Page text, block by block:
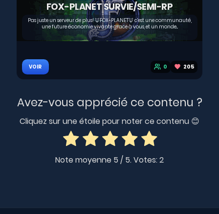
FOX-PLANET SURVIE/SEMI-RP
Pas juste un serveur de plus! 🦊FOX-PLANET🦊 c'est une communauté,
une future économie vivante grace à vous, et un monde...
VOIR 0 205
Avez-vous apprécié ce contenu ?
Cliquez sur une étoile pour noter ce contenu 😊
Note moyenne 5 / 5. Votes:2